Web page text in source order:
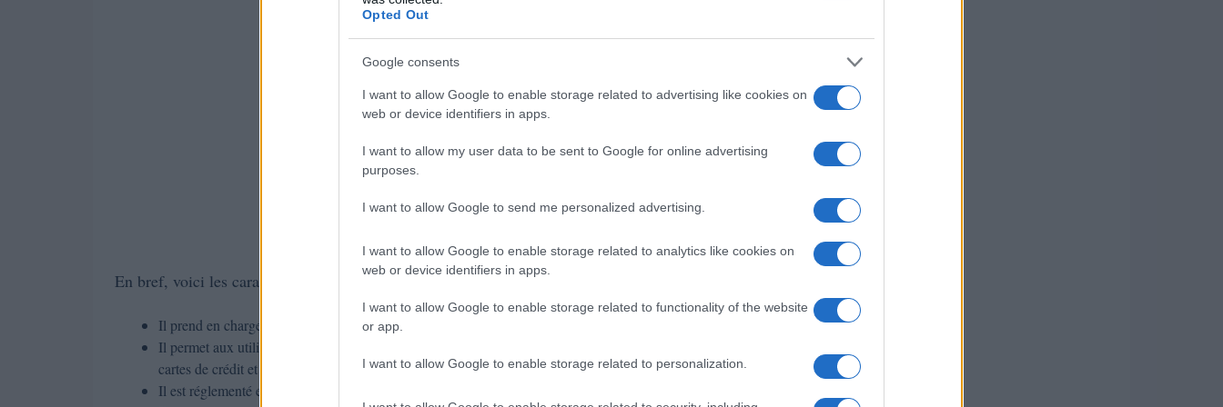
Opted Out
Google consents
I want to allow Google to enable storage related to advertising like cookies on
web or device identifiers in apps.
I want to allow my user data to be sent to Google for online advertising
purposes.
I want to allow Google to send me personalized advertising.
I want to allow Google to enable storage related to analytics like cookies on
web or device identifiers in apps.
I want to allow Google to enable storage related to functionality of the website
or app.
I want to allow Google to enable storage related to personalization.
En bref, voici les caractéristiques qui se démarquent de l’échange:
Il prend en charge plus de quarante monnaies fiduciaires au moment de la rédaction.
Il permet aux utilisateurs d’acheter des crypto-monnaies à partir de leurs comptes bancaires en utilisant des
cartes de crédit et d’autres moyens de paiement
Il est réglementé en Australie et à Singapour